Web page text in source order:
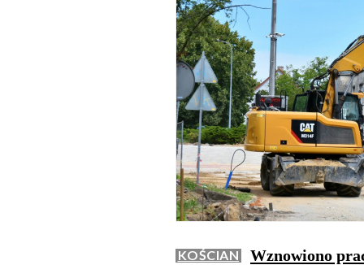
KOŚCIAN
Wznowiono